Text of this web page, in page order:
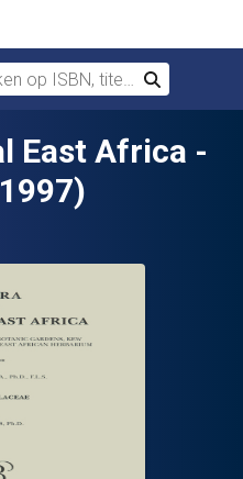
op ISBN, titel of auteur
Zoek
East Africa -